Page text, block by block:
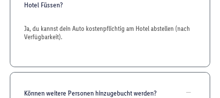
Hotel Füssen?
Ja, du kannst dein Auto kostenpflichtig am Hotel abstellen (nach
Verfügbarkeit).
Können weitere Personen hinzugebucht werden?